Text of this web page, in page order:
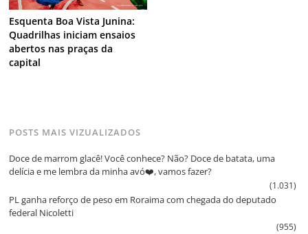
Esquenta Boa Vista Junina:
Quadrilhas iniciam ensaios
abertos nas praças da
capital
POSTS MAIS VIZUALIZADOS
Doce de marrom glacê! Você conhece? Não? Doce de batata, uma
delícia e me lembra da minha avó❤️, vamos fazer?
(1.031)
PL ganha reforço de peso em Roraima com chegada do deputado
federal Nicoletti
(955)